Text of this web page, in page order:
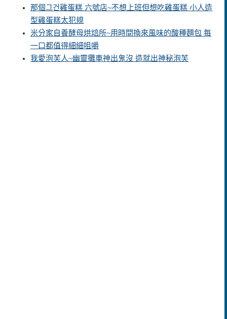
那個그건雞蛋糕 六號店~不想上班但想吃雞蛋糕 小人造
型雞蛋糕太犯規
米分家自養酵母烘焙所~用時間換來風味的酸種麵包 每
一口都值得細細咀嚼
我愛泡芙人~幽靈攤車神出鬼沒 造就出神秘泡芙